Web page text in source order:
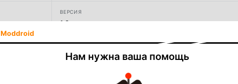
ВЕРСИЯ
1.0
РАЗРАБОТЧИК
NorthWest Games
Moddroid
Нам нужна ваша помощь